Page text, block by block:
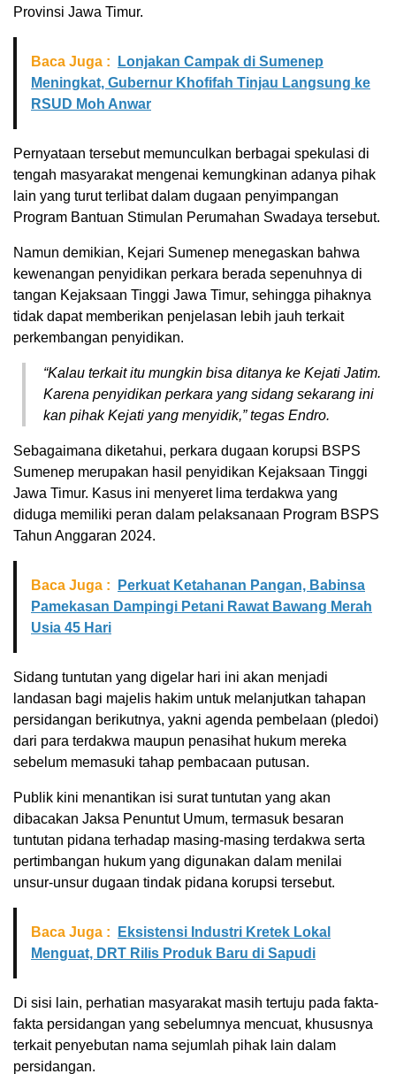
Provinsi Jawa Timur.
Baca Juga :
Lonjakan Campak di Sumenep
Meningkat, Gubernur Khofifah Tinjau Langsung ke
RSUD Moh Anwar
Pernyataan tersebut memunculkan berbagai spekulasi di
tengah masyarakat mengenai kemungkinan adanya pihak
lain yang turut terlibat dalam dugaan penyimpangan
Program Bantuan Stimulan Perumahan Swadaya tersebut.
Namun demikian, Kejari Sumenep menegaskan bahwa
kewenangan penyidikan perkara berada sepenuhnya di
tangan Kejaksaan Tinggi Jawa Timur, sehingga pihaknya
tidak dapat memberikan penjelasan lebih jauh terkait
perkembangan penyidikan.
“Kalau terkait itu mungkin bisa ditanya ke Kejati Jatim.
Karena penyidikan perkara yang sidang sekarang ini
kan pihak Kejati yang menyidik,” tegas Endro.
Sebagaimana diketahui, perkara dugaan korupsi BSPS
Sumenep merupakan hasil penyidikan Kejaksaan Tinggi
Jawa Timur. Kasus ini menyeret lima terdakwa yang
diduga memiliki peran dalam pelaksanaan Program BSPS
Tahun Anggaran 2024.
Baca Juga :
Perkuat Ketahanan Pangan, Babinsa
Pamekasan Dampingi Petani Rawat Bawang Merah
Usia 45 Hari
Sidang tuntutan yang digelar hari ini akan menjadi
landasan bagi majelis hakim untuk melanjutkan tahapan
persidangan berikutnya, yakni agenda pembelaan (pledoi)
dari para terdakwa maupun penasihat hukum mereka
sebelum memasuki tahap pembacaan putusan.
Publik kini menantikan isi surat tuntutan yang akan
dibacakan Jaksa Penuntut Umum, termasuk besaran
tuntutan pidana terhadap masing-masing terdakwa serta
pertimbangan hukum yang digunakan dalam menilai
unsur-unsur dugaan tindak pidana korupsi tersebut.
Baca Juga :
Eksistensi Industri Kretek Lokal
Menguat, DRT Rilis Produk Baru di Sapudi
Di sisi lain, perhatian masyarakat masih tertuju pada fakta-
fakta persidangan yang sebelumnya mencuat, khususnya
terkait penyebutan nama sejumlah pihak lain dalam
persidangan.